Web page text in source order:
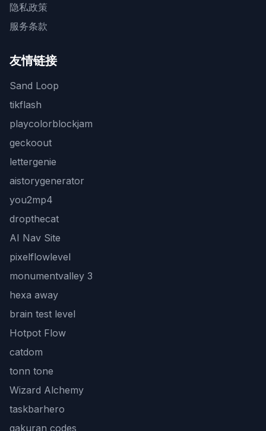
隐私政策
服务条款
友情链接
Sand Loop
tikflash
playcolorblockjam
geckoout
lettergenie
aistorygenerator
you2mp4
dropthecat
AI Nav Site
pixelflowlevel
monumentvalley 3
hexa away
brain test level
Hotpot Flow
catdom
tonn tone
Wizard Alchemy
taskbarhero
gakuran codes